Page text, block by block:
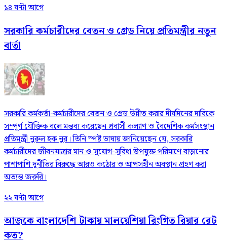
১৪ ঘণ্টা আগে
সরকারি কর্মচারীদের বেতন ও গ্রেড নিয়ে প্রতিমন্ত্রীর নতুন
বার্তা
সরকারি কর্মকর্তা-কর্মচারীদের বেতন ও গ্রেড উন্নীত করার দীর্ঘদিনের দাবিকে
সম্পূর্ণ যৌক্তিক বলে মন্তব্য করেছেন প্রবাসী কল্যাণ ও বৈদেশিক কর্মসংস্থান
প্রতিমন্ত্রী নুরুল হক নুর। তিনি স্পষ্ট ভাষায় জানিয়েছেন যে, সরকারি
কর্মচারীদের জীবনযাত্রার মান ও সুযোগ-সুবিধা উপযুক্ত পরিমাণে বাড়ানোর
পাশাপাশি দুর্নীতির বিরুদ্ধে আরও কঠোর ও আপসহীন অবস্থান গ্রহণ করা
অত্যন্ত জরুরি।
২২ ঘণ্টা আগে
আজকে বাংলাদেশি টাকায় মালয়েশিয়া রিংগিত রিয়ার রেট
কত?